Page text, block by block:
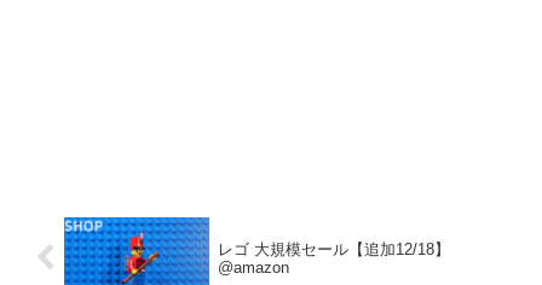
レゴ 大規模セール【追加12/18】
@amazon